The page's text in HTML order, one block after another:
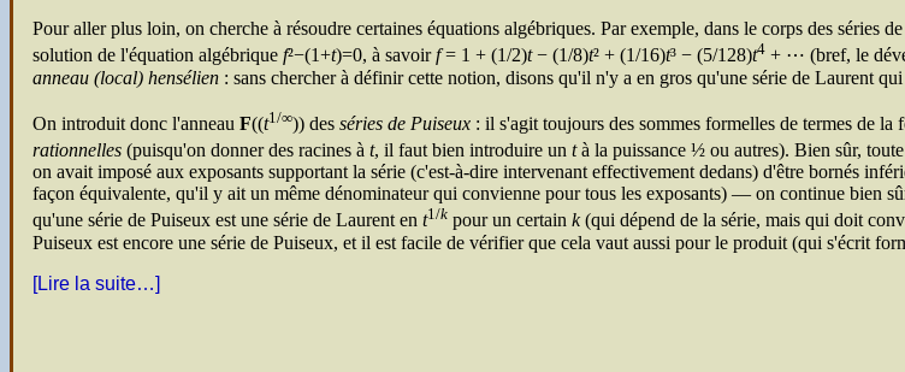
Pour aller plus loin, on cherche à résoudre certaines équations algébriques. Par exemple, dans le corps des séries
solution de l'équation algébrique f²−(1+t)=0, à savoirf= 1 + (1/2)t− (1/8)t² + (1/16)t³ − (5/128)t4 + ⋯ (bref, le
anneau (local) hensélien : sans chercher à définir cette notion, disons qu'il n'y a en gros qu'une série de Laurent
On introduit donc l'anneau F((t1/∞)) des séries de Puiseux : il s'agit toujours des sommes formelles de termes de la
rationnelles (puisqu'on donner des racines à t, il faut bien introduire un tà la puissance ½ ou autres). Bien sûr,
on avait imposé aux exposants supportant la série (c'est-à-dire intervenant effectivement dedans) d'être bornés
façon équivalente, qu'il y ait un même dénominateur qui convienne pour tous les exposants) — on continue bien
qu'une série de Puiseux est une série de Laurent en t1/k pour un certain k(qui dépend de la série, mais qui doit
Puiseux est encore une série de Puiseux, et il est facile de vérifier que cela vaut aussi pour le produit (qui s'écrit
[Lire la suite…]